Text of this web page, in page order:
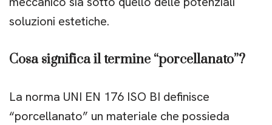
soluzioni estetiche.
Cosa significa il termine “porcellanato”?
La norma UNI EN 176 ISO BI definisce
“porcellanato” un materiale che possieda